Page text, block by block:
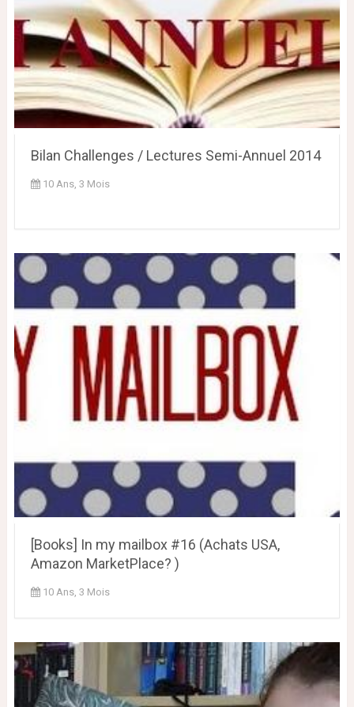
Bilan Challenges / Lectures Semi-Annuel 2014
10 Ans, 3 Mois
[Books] In my mailbox #16 (Achats USA,
Amazon MarketPlace? )
10 Ans, 3 Mois